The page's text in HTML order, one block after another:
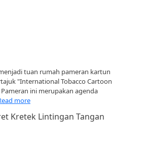
tuan rumah pameran kartun
"International Tobacco Cartoon
ini merupakan agenda
more
Kretek Lintingan Tangan